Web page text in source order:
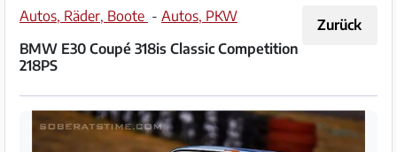
Hilfe
FAQ
Zurück
Autos, Räder, Boote - Autos, PKW
BMW E30 Coupé 318is Classic Competition
218PS